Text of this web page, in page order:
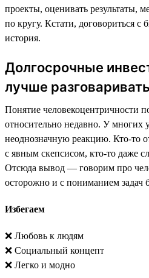
проекты, оценивать результаты,
по кругу. Кстати, договориться с
история.
Долгосрочные
лучше
Понятие человекоцентричности
относительно недавно. У многих
неоднозначную реакцию. Кто-то
с явным скепсисом, кто-то даже
Отсюда вывод — говорим про
осторожно и с пониманием задач
Избегаем
❌ Любовь к людям
❌ Социальный концепт
❌ Легко и модно